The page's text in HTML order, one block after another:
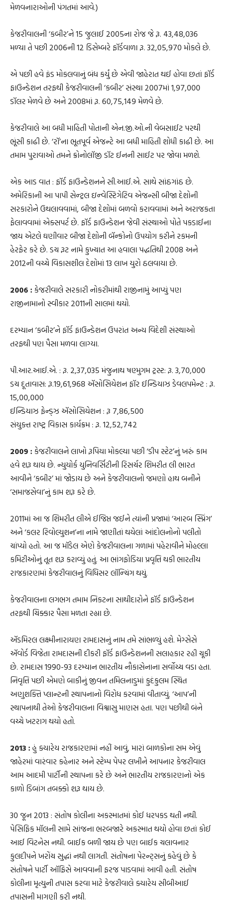
મેળવનારાઓની પંગતમાં આવે.)
કેજરીવાલની ‘કબીર’ને 15 જુલાઈ 2005ના રોજ જે રૂ. 43,48,036
મળ્યા તે પછી 2006ની 12 ડિસેમ્બરે ફૉર્ડવાળા રૂ. 32,05,970 મોકલે છે.
એ પછી હવે ફંડ મોકલવાનું બંધ કર્યું છે એવી જાહેરાત થઈ હોવા છતાં ફૉર્ડ
ફાઉન્ડેશન તરફથી કેજરીવાલની ‘કબીર’ સંસ્થા 2007માં 1,97,000
ડૉલર મેળવે છે અને 2008માં રૂ. 60,75,149 મેળવે છે.
કેજરીવાલે આ બધી માહિતી પોતાની એન.જી.ઓ.ની વેબસાઈટ પરથી
ભૂંસી કાઢી છે. ‘રૉ’ના ભૂતપૂર્વ એજન્ટે આ બધી માહિતી શોધી કાઢી છે. આ
તમામ પુરાવાઓ તમને ક્રોનોલૉજી ડૉટ ઈનની સાઈટ પર જોવા મળશે.
એક આડ વાત : ફૉર્ડ ફાઉન્ડેશનને સી.આઈ.એ. સાથે સાંઠગાંઠ છે.
અમેરિકાની આ પાપી સેન્ટ્રલ ઇન્વેસ્ટિગેટિવ એજન્સી બીજા દેશોની
સરકારોને ઉથલાવવામાં, બીજા દેશોમાં બળવો કરાવવામાં અને અરાજકતા
ફેલાવવામાં એક્સપર્ટ છે. ફૉર્ડ ફાઉન્ડેશન જેવી સંસ્થાઓ પોતે પકડાઈના
જાય એટલે ઘણીવાર બીજા દેશોની બૅન્કોનો ઉપયોગ કરીને રકમની
હેરફેર કરે છે. ડચ રૂટ નામે કુખ્યાત આ હવાલા પદ્ધતિથી 2008 અને
2012ની વચ્ચે વિકાસશીલ દેશોમાં 13 લાખ યુરો ઠલવાયા છે.
2006 : કેજરીવાલે સરકારી નોકરીમાંથી રાજીનામું આપ્યું પણ
રાજીનામાનો સ્વીકાર 2011ની સાલમાં થયો.
દરમ્યાન ‘કબીર’ને ફૉર્ડ ફાઉન્ડેશન ઉપરાંત અન્ય વિદેશી સંસ્થાઓ
તરફથી પણ પૈસા મળવા લાગ્યા.
પી.આર.આઈ.એ. : રૂ. 2,37,035 મંજુનાથ ષણ્મુગમ ટ્રસ્ટ: રૂ. 3,70,000
ડચ દૂતાવાસ: રૂ.19,61,968 ઍસોસિયેશન ફૉર ઈન્ડિયાઝ ડેવલપમેન્ટ : રૂ.
15,00,000
ઈન્ડિયાઝ ફેન્ડ્ઝ ઍસોસિયેશન : રૂ 7,86,500
સંયુક્ત રાષ્ટ્ર વિકાસ કાર્યક્રમ : રૂ. 12,52,742
2009 : કેજરીવાલને લાખો રૂપિયા મોકલ્યા પછી ‘ડીપ સ્ટેટ’નું ખરું કામ
હવે શરૂ થાય છે. ન્યુયોર્ક યુનિવર્સિટીની રિસર્ચર શિમરીત લી ભારત
આવીને ‘કબીર’ માં જોડાય છે અને કેજરીવાલનો જમણો હાથ બનીને
‘સમાજસેવા’નું કામ શરૂ કરે છે.
2011માં આ જ શિમરીત લીએ ઈજિપ્ત જઈને ત્યાંની પ્રજામાં ‘આરબ સ્પ્રિંગ’
અને ‘કલર રિવોલ્યુશન’ના નામે જાણીતાં થયેલાં આંદોલનોનો પલીતો
ચાંપ્યો હતો. આ જ મૉડેલ એણે કેજરીવાલના ગળામાં પહેરાવીને મોહલ્લા
કમિટીઓનું તૂત શરૂ કરાવ્યું હતું. આ ભાંગફોડિયા પ્રવૃત્તિ થકી ભારતીય
રાજકારણમાં કેજરીવાલનું વિધિસર લૉન્ચિંગ થયું.
કેજરીવાલના લગભગ તમામ નિકટના સાથીદારોને ફૉર્ડ ફાઉન્ડેશન
તરફથી ચિક્કાર પૈસા મળતા રહ્યા છે.
ઍડમિરલ લક્ષ્મીનારાયણ રામદાસનું નામ તમે સાંભળ્યું હશે. મેગ્સેસે
ઍવોર્ડ વિજેતા રામદાસની દીકરી ફૉર્ડ ફાઉન્ડેશનની સલાહકાર રહી ચૂકી
છે. રામદાસ 1990-93 દરમ્યાન ભારતીય નૌકાસેનાના સર્વોચ્ચ વડા હતા.
નિવૃત્તિ પછી એમણે બાકીનું જીવન તમિલનાડુમાં કુદંકુલમ સ્થિત
અણુશક્તિ પ્લાન્ટની સ્થાપનાનો વિરોધ કરવામાં વીતાવ્યું. ‘આપ’ની
સ્થાપનાથી તેઓ કેજરીવાલના વિશ્વાસુ માણસ હતા. પણ પછીથી બંને
વચ્ચે ખટરાગ થયો હતો.
2013 :હું ક્યારેય રાજકારણમાં નહીં આવું, મારાં બાળકોના સમ એવું
જાહેરમાં વારંવાર કહેનાર અને સ્ટેમ્પ પેપર લખીને આપનાર કેજરીવાલ
આમ આદમી પાર્ટીની સ્થાપના કરે છે અને ભારતીય રાજકારણનો એક
કાળો ડિબાંગ તબક્કો શરૂ થાય છે.
30 જૂન 2013 : સંતોષ કોલીના અકસ્માતમાં કોઈ ધરપકડ થતી નથી.
પેસિફિક મૉલની સામે સાંજના ભરબજારે અકસ્માત થયો હોવા છતાં કોઈ
આઈ વિટનેસ નથી. બાઈક બળી જાય છે પણ બાઈક ચલાવનાર
કુલદીપને ખરોંચ સુદ્ધાં નથી લાગતી. સંતોષના પેરન્ટ્સનું કહેવું છે કે
સંતોષને પાર્ટી ઑફિસે આવવાની ફરજ પાડવામાં આવી હતી. સંતોષ
કોલીના મૃત્યુની તપાસ કરવા માટે કેજરીવાલે ક્યારેય સીબીઆઈ
તપાસની માગણી કરી નથી.